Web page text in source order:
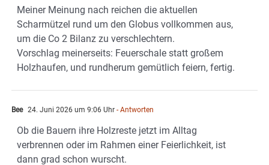
Meiner Meinung nach reichen die aktuellen
Scharmützel rund um den Globus vollkommen aus,
um die Co 2 Bilanz zu verschlechtern.
Vorschlag meinerseits: Feuerschale statt großem
Holzhaufen, und rundherum gemütlich feiern, fertig.
Bee 24. Juni 2026 um 9:06 Uhr - Antworten
Ob die Bauern ihre Holzreste jetzt im Alltag
verbrennen oder im Rahmen einer Feierlichkeit, ist
dann grad schon wurscht.